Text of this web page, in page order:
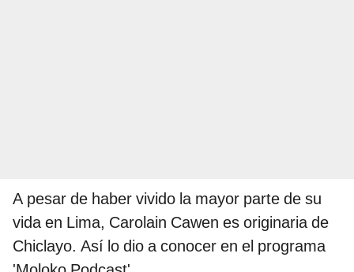
A pesar de haber vivido la mayor parte de su
vida en Lima, Carolain Cawen es originaria de
Chiclayo. Así lo dio a conocer en el programa